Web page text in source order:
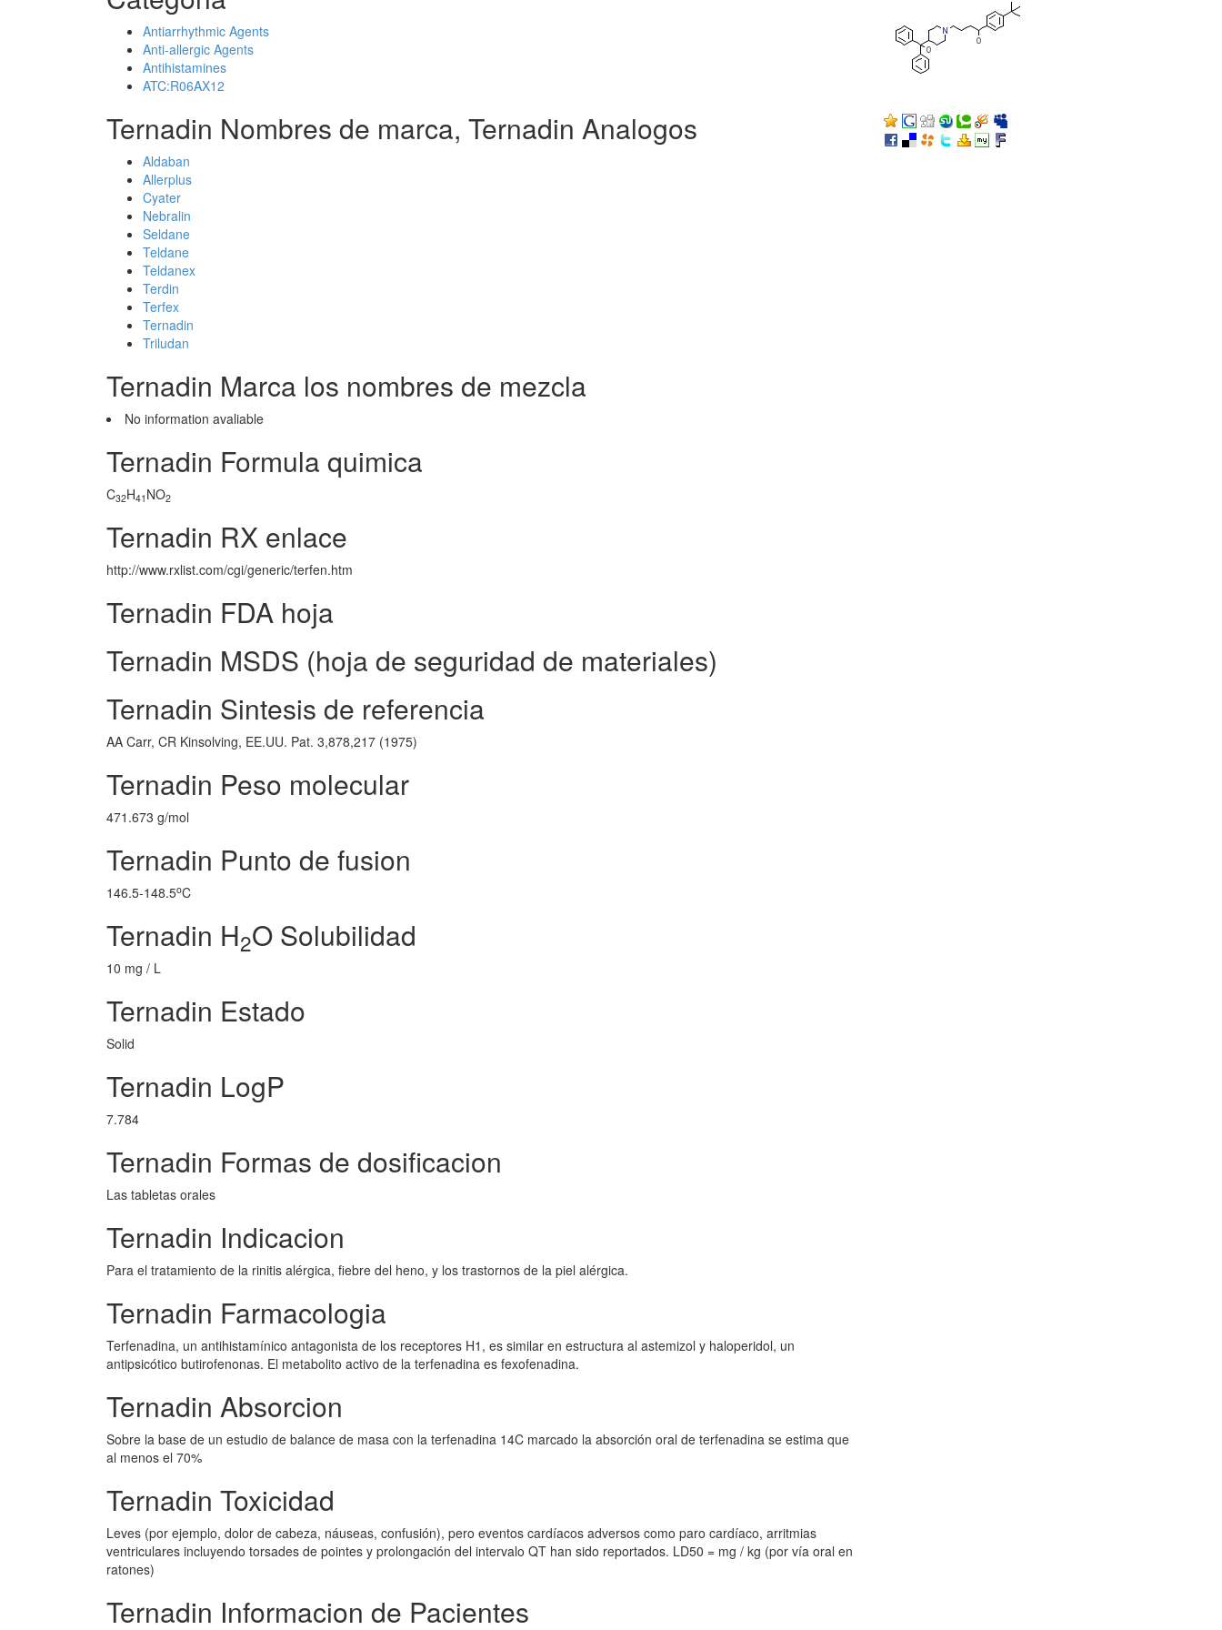
Antiarrhythmic Agents
Anti-allergic Agents
Antihistamines
ATC:R06AX12
Ternadin Nombres de marca, Ternadin Analogos
Aldaban
Allerplus
Cyater
Nebralin
Seldane
Teldane
Teldanex
Terdin
Terfex
Ternadin
Triludan
Ternadin Marca los nombres de mezcla
No information avaliable
Ternadin Formula quimica
C32H41 NO2
Ternadin RX enlace
http://www.rxlist.com/cgi/generic/terfen.htm
Ternadin FDA hoja
Ternadin MSDS (hoja de seguridad de materiales)
Ternadin Sintesis de referencia
AA Carr, CR Kinsolving, EE.UU. Pat. 3,878,217 (1975)
Ternadin Peso molecular
471.673 g/mol
Ternadin Punto de fusion
146.5-148.5oC
Ternadin H2O Solubilidad
10 mg / L
Ternadin Estado
Solid
Ternadin LogP
7.784
Ternadin Formas de dosificacion
Las tabletas orales
Ternadin Indicacion
Para el tratamiento de la rinitis alérgica, fiebre del heno, y los trastornos de la piel alérgica.
Ternadin Farmacologia
Terfenadina, un antihistamínico antagonista de los receptores H1, es similar en estructura al astemizol y haloperidol, un
antipsicótico butirofenonas. El metabolito activo de la terfenadina es fexofenadina.
Ternadin Absorcion
Sobre la base de un estudio de balance de masa con la terfenadina 14C marcado la absorción oral de terfenadina se estima que
al menos el 70%
Ternadin Toxicidad
Leves (por ejemplo, dolor de cabeza, náuseas, confusión), pero eventos cardíacos adversos como paro cardíaco, arritmias
ventriculares incluyendo torsades de pointes y prolongación del intervalo QT han sido reportados. LD50 = mg / kg (por vía oral en
ratones)
Ternadin Informacion de Pacientes